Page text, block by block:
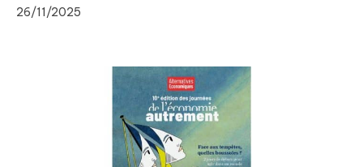
26/11/2025